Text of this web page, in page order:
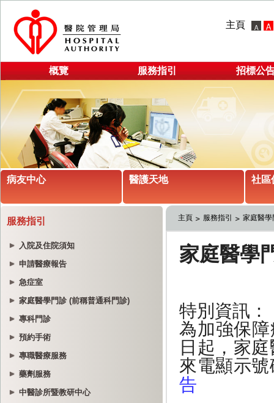
主頁
概覽 服務指引 招標公
病友中心 醫護天地 社區
服務指引
入院及住院須知
申請醫療報告
急症室
家庭醫學門診 (前稱普通科門診)
專科門診
預約手術
專職醫療服務
藥劑服務
中醫診所暨教研中心
主頁 服務指引 家庭醫學